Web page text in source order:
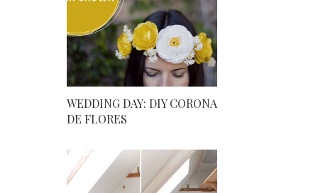
WEDDING DAY: DIY CORONA
DE FLORES